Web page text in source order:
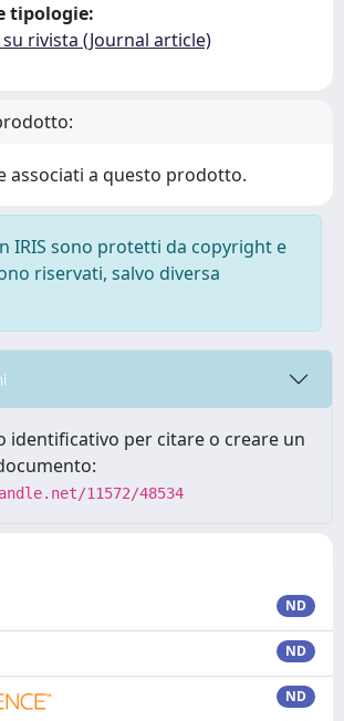
tipologie:
rivista (Journal article)
associati a questo prodotto.
IRIS sono protetti da copyright e
riservati, salvo diversa
identificativo per citare o creare un
11572/48534
ND
ND
ND